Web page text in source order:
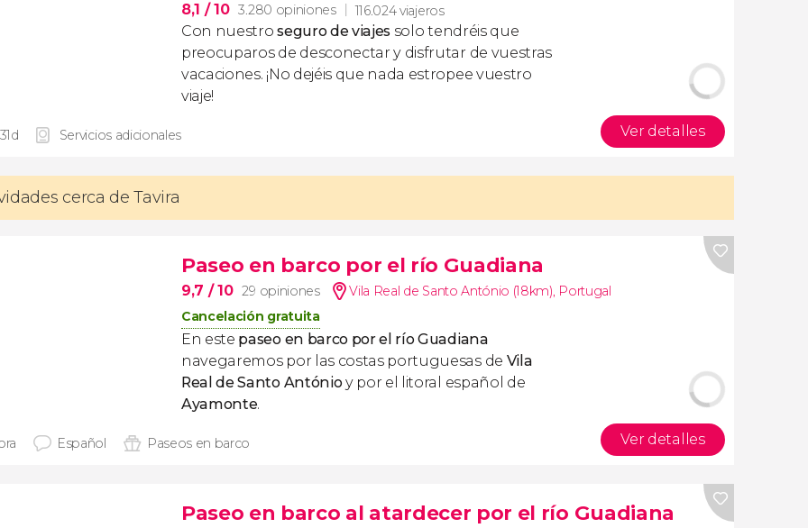
8,1 / 10 3.280 opiniones 116.024 viajeros
Con nuestroseguro de viajes solo tendréis que
preocuparos de desconectar y disfrutar de vuestras
vacaciones. ¡No dejéis que nada estropee vuestro
viaje!
Servicios adicionales Ver detalles
cerca de Tavira
Paseo en barco por el río Guadiana
9,7 / 10 29 opiniones Vila Real de Santo António (18km), Portugal
Cancelación gratuita
En este paseo en barco por el río Guadiana
navegaremos por las costas portuguesas de Vila
Real de Santo Antónioy por el litoral español de
Ayamonte.
Español Paseos en barco Ver detalles
Paseo en barco al atardecer por el río Guadiana